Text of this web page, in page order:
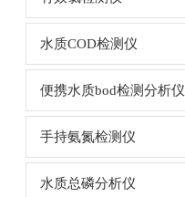
水质COD检测仪
便携水质bod检测分析仪
手持氨氮检测仪
水质总磷分析仪